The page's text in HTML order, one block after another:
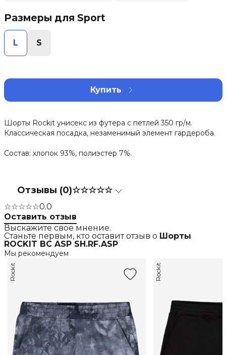
Размеры для Sport
L S
Купить
Шорты Rockit унисекс из футера с петлей 350 гр/м.
Классическая посадка, незаменимый элемент гардероба.
Состав: хлопок 93%, полиэстер 7%.
Отзывы (0)☆☆☆☆☆
☆☆☆☆☆0.0
Оставить отзыв
Выскажите свое мнение.
Станьте первым, кто оставит отзыв о Шорты
ROCKIT BC ASP SH.RF.ASP
Мы рекомендуем
Rockit Rockit